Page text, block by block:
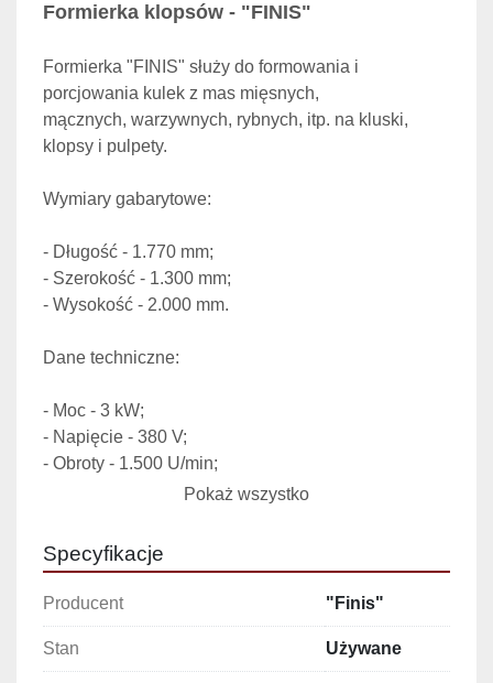
Formierka klopsów - "FINIS"
Formierka "FINIS" służy do formowania i
porcjowania kulek z mas mięsnych,
mącznych, warzywnych, rybnych, itp. na kluski,
Wymiary gabarytowe:
- Długość - 1.770 mm;
- Szerokość - 1.300 mm;
Dane techniczne:
- Moc - 3 kW;
- Napięcie - 380 V;
- Obroty - 1.500 U/min;
- Regulowana prędkość skokowa ślimaka;
formowania kulek;
Pokaż wszystko
Specyfikacje
Producent "Finis"
Stan Używane